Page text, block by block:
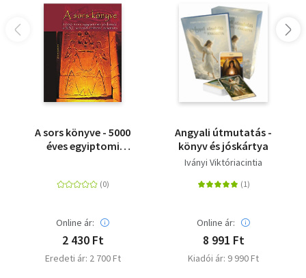
A sors könyve - 5000
éves egyiptomi
Online ár:
2 430 Ft
Eredeti ár: 2 700 Ft
Angyali útmutatás -
könyv és jóskártya
Iványi Viktóriacintia
Online ár:
8 991 Ft
Kiadói ár: 9 990 Ft